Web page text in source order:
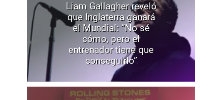
Liam Gallagher reveló
que Inglaterra ganará
el Mundial: “No sé
cómo, pero el
entrenador tiene que
conseguirlo”